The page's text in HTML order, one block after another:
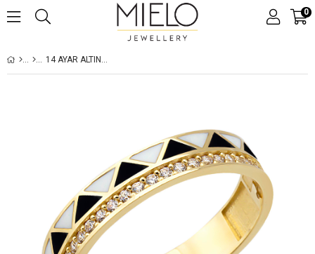
0
14 AYAR ALTIN ABIERTO YÜZÜK